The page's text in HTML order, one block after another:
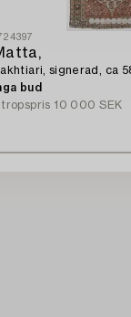
signerad, ca
bud
10 000 SEK